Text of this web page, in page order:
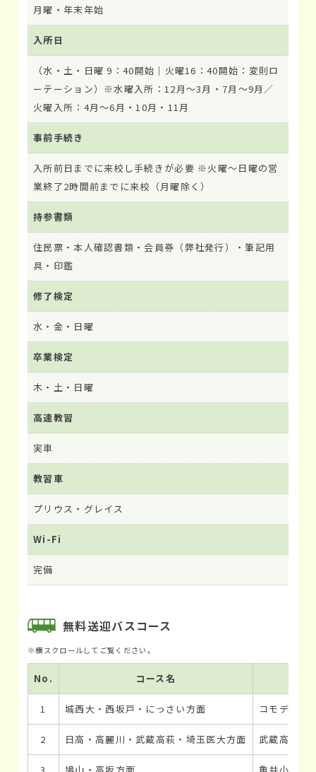
月曜・年末年始
入所日
（水・土・日曜 9：40開始｜火曜16：40開始：変則ロ
ーテーション）※水曜入所：12月～3月・7月～9月／
火曜入所：4月～6月・10月・11月
事前手続き
入所前日までに来校し手続きが必要 ※火曜～日曜の営
業終了2時間前までに来校（月曜除く）
持参書類
住民票・本人確認書類・会員券（弊社発行）・筆記用
具・印鑑
修了検定
水・金・日曜
卒業検定
木・土・日曜
高速教習
実車
教習車
プリウス・グレイス
Wi-Fi
完備
無料送迎バスコース
No. コース名
1 城西大・西坂戸・にっさい方面 コモディイ
2 日高・高麗川・武蔵高萩・埼玉医大方面 武蔵高萩駅